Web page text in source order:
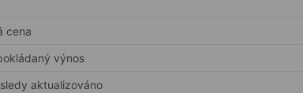
cena
výnos
aktualizováno